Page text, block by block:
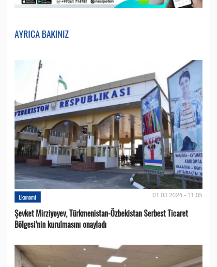
AYRICA BAKINIZ
Ekonomi 01.03.2024 - 11:05
Şevket Mirziyoyev, Türkmenistan-Özbekistan Serbest Ticaret
Bölgesi’nin kurulmasını onayladı